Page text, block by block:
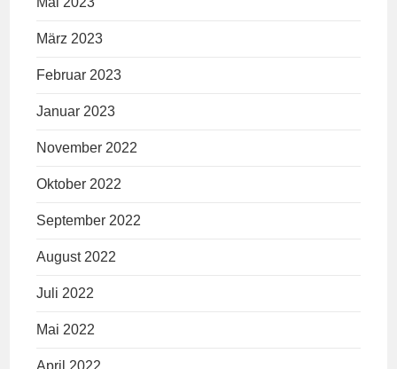
März 2023
Februar 2023
Januar 2023
November 2022
Oktober 2022
September 2022
August 2022
Juli 2022
Mai 2022